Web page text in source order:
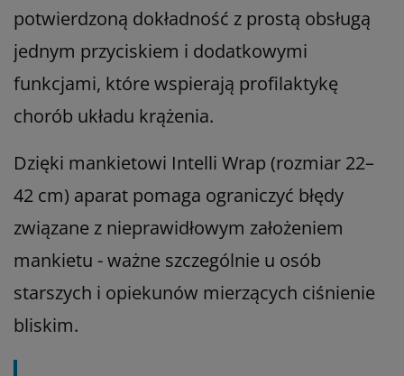
potwierdzoną dokładność z prostą obsługą
jednym przyciskiem i dodatkowymi
funkcjami, które wspierają profilaktykę
chorób układu krążenia.
Dzięki mankietowi Intelli Wrap (rozmiar 22–
42 cm) aparat pomaga ograniczyć błędy
związane z nieprawidłowym założeniem
mankietu - ważne szczególnie u osób
starszych i opiekunów mierzących ciśnienie
bliskim.